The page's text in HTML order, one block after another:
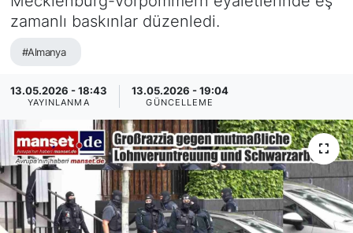
zamanlı baskınlar düzenledi.
#Almanya
13.05.2026 - 18:43
YAYINLANMA
13.05.2026 - 19:04
GÜNCELLEME